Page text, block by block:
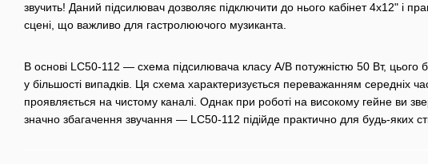
звучить! Даний підсилювач дозволяє підключити до нього кабінет 4х12" і
сцені, що важливо для гастролюючого музиканта.
В основі LC50-112 — схема підсилювача класу А/В потужністю 50 Вт, цього
у більшості випадків. Ця схема характеризується переважанням середніх
проявляється на чистому каналі. Однак при роботі на високому гейне ви
значно збагачення звучання — LC50-112 підійде практично для будь-яких